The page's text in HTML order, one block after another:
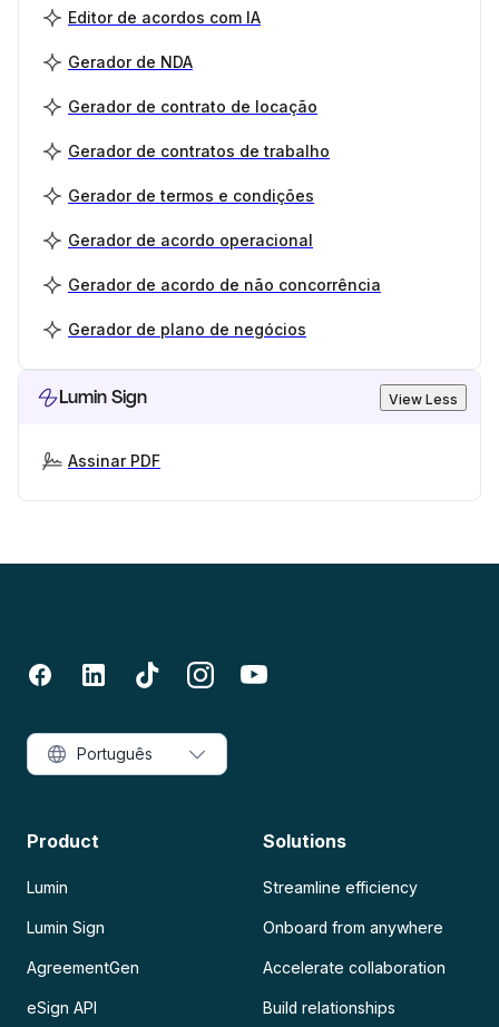
Editor de acordos com IA
Gerador de NDA
Gerador de contrato de locação
Gerador de contratos de trabalho
Gerador de termos e condições
Gerador de acordo operacional
Gerador de acordo de não concorrência
Gerador de plano de negócios
Lumin Sign View Less
Assinar PDF
Product
Lumin
Lumin Sign
AgreementGen
eSign API
Solutions
Streamline efficiency
Onboard from anywhere
Accelerate collaboration
Build relationships
Português